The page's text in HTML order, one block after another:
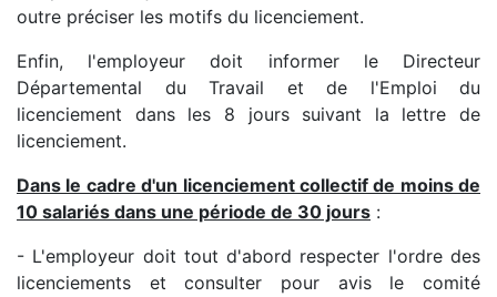
outre préciser les motifs du licenciement.
Enfin, l'employeur doit informer le Directeur
Départemental du Travail et de l'Emploi du
licenciement dans les 8 jours suivant la lettre de
licenciement.
Dans le cadre d'un licenciement collectif de moins de
10 salariés dans une période de 30 jours :
- L'employeur doit tout d'abord respecter l'ordre des
licenciements et consulter pour avis le comité